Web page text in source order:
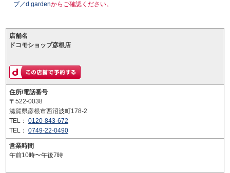
プ／d gardenからご確認ください。
店舗名
ドコモショップ彦根店
住所/電話番号
〒522-0038
滋賀県彦根市西沼波町178-2
TEL： 0120-843-672
TEL： 0749-22-0490
営業時間
午前10時〜午後7時